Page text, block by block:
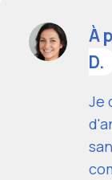
À
D.
Je